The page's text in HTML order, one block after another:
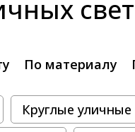
По материалу
Круглые уличные